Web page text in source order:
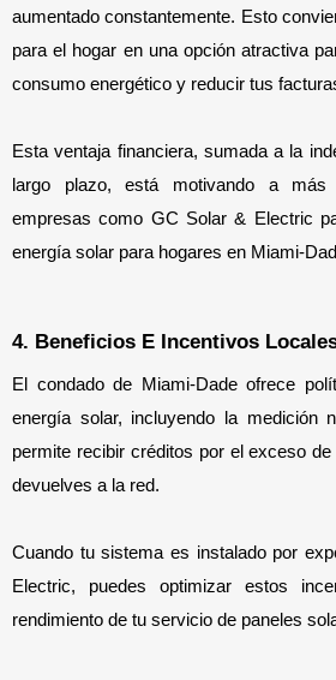
aumentado constantemente. Esto
para el hogar en una opción atractiva
consumo energético y reducir tus
Esta ventaja financiera, sumada a la
largo plazo, está motivando a
empresas como GC Solar & Electric
energía solar para hogares en Miami-
4. Beneficios E Incentivos
El condado de Miami-Dade ofrece
energía solar, incluyendo la medición
permite recibir créditos por el exceso
devuelves a la red.
Cuando tu sistema es instalado por
Electric, puedes optimizar estos
rendimiento de tu servicio de paneles